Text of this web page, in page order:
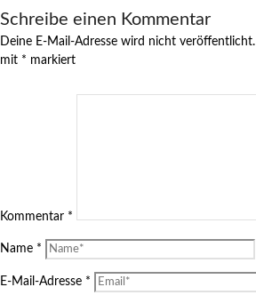
Schreibe einen Kommentar
Deine E-Mail-Adresse wird nicht veröffentlicht.
mit * markiert
Kommentar *
Name *
E-Mail-Adresse *